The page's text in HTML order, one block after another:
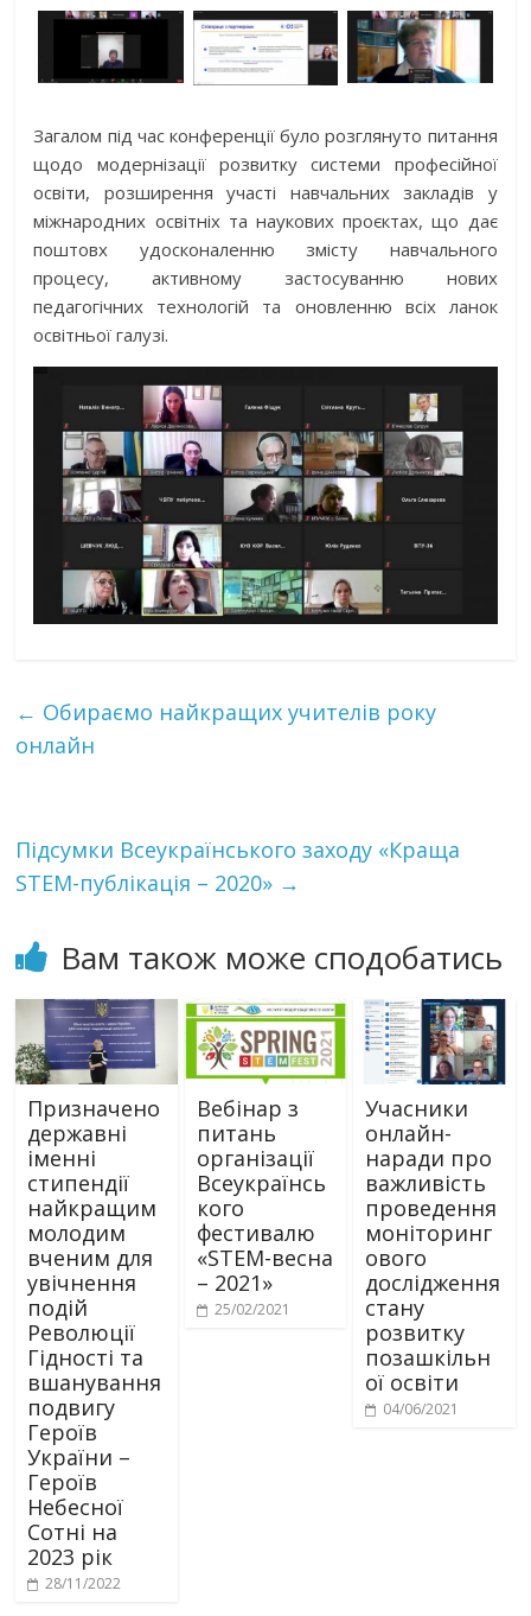
Загалом під час конференції було розглянуто питання
щодо модернізації розвитку системи професійної
освіти, розширення участі навчальних закладів у
міжнародних освітніх та наукових проєктах, що дає
поштовх удосконаленню змісту навчального
процесу, активному застосуванню нових
педагогічних технологій та оновленню всіх ланок
освітньої галузі.
← Обираємо найкращих учителів року
онлайн
Підсумки Всеукраїнського заходу «Краща
STEM-публікація – 2020» →
Вам також може сподобатись
Призначено
державні
іменні
стипендії
найкращим
молодим
вченим для
увічнення
подій
Революції
Гідності та
вшанування
подвигу
Героїв
України –
Героїв
Небесної
Сотні на
2023 рік
28/11/2022
Вебінар з
питань
організації
Всеукраїнсь
кого
фестивалю
«STEM-весна
– 2021»
25/02/2021
Учасники
онлайн-
наради про
важливість
проведення
моніторинг
ового
дослідження
стану
розвитку
позашкільн
ої освіти
04/06/2021